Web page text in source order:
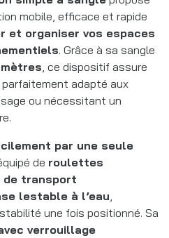
mobile, efficace et rapide
et organiser vos espaces
. Grâce à sa sangle
, ce dispositif assure
adapté aux
ou nécessitant un
par une seule
de roulettes
de transport
lestable à l’eau
une fois positionné. Sa
verrouillage